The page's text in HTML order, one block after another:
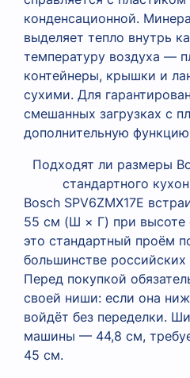
конденсационной.
выделяет тепло внутрь
температуру воздуха —
контейнеры, крышки и
сухими. Для
смешанных загрузках с
дополнительную
Подходят ли размеры
стандартного
Bosch SPV6ZMX17E
55 см (Ш × Г) при высоте
это стандартный проём
большинстве
Перед покупкой
своей ниши: если она
войдёт без переделки.
машины — 44,8 см,
45 см.